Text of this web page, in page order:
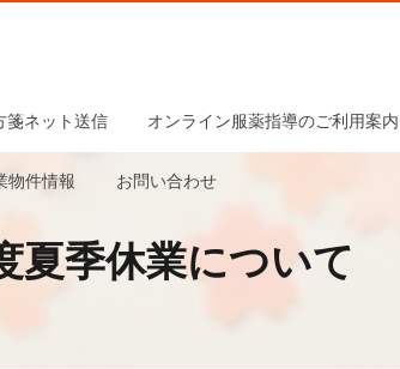
箋ネット送信 オンライン服薬指導のご利用案内
物件情報 お問い合わせ
夏季休業について